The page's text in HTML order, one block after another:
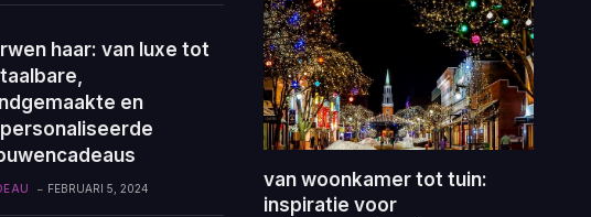
haar: van luxe tot
en
FEBRUARI 5, 2024
van woonkamer tot tuin:
inspiratie voor